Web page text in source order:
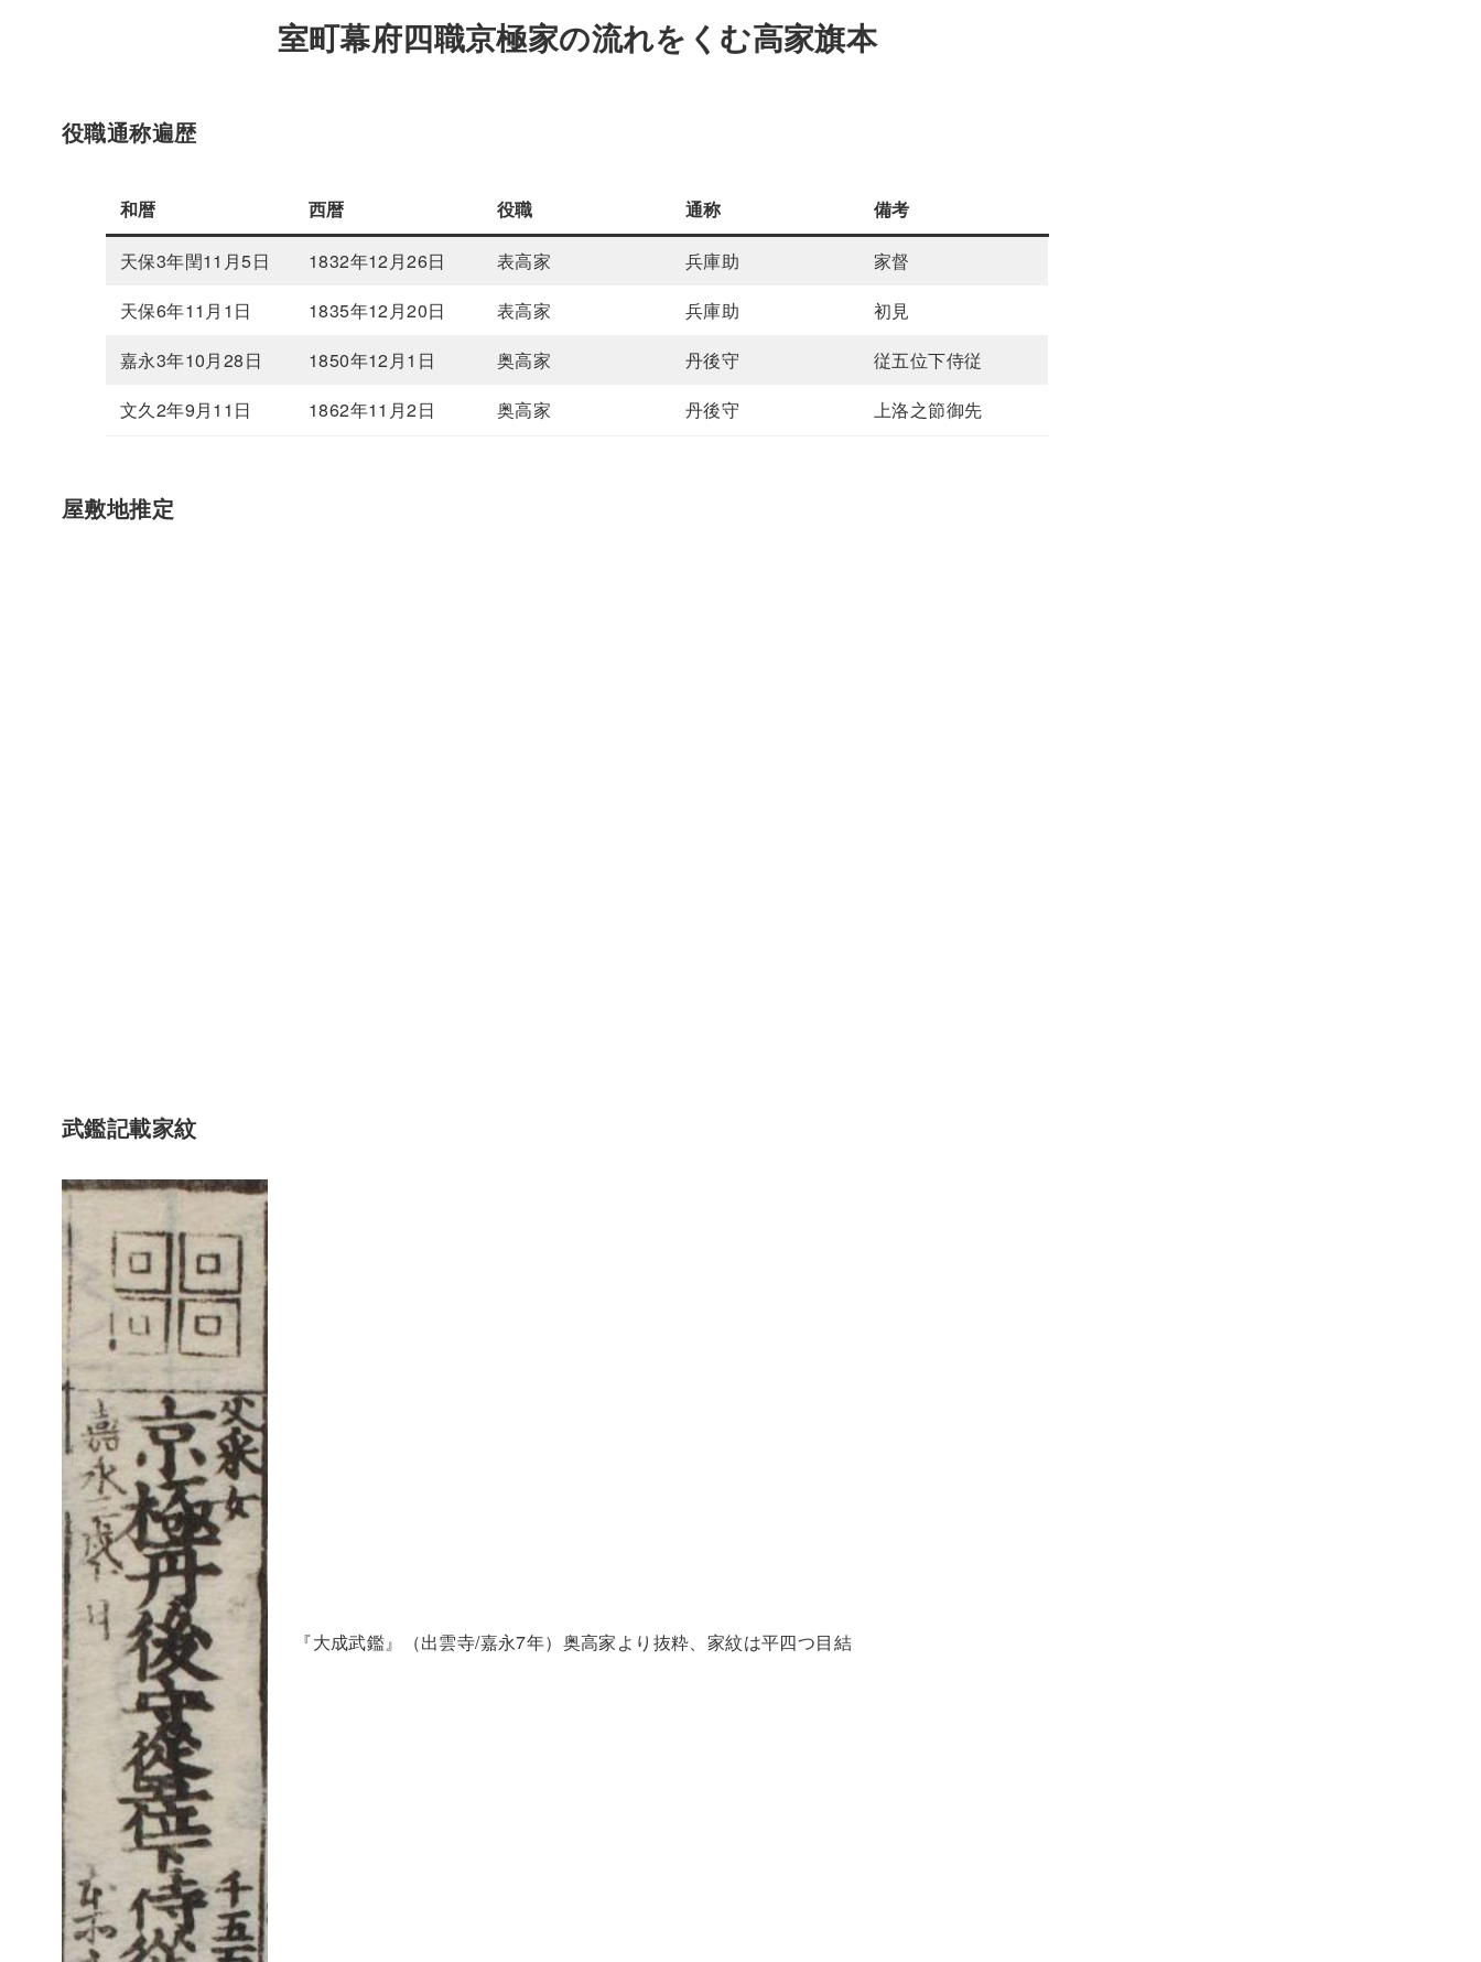
室町幕府四職京極家の流れをくむ高家旗本
役職通称遍歴
和暦 西暦 役職 通称 備考
天保3年閏11月5日 1832年12月26日 表高家 兵庫助
家督
天保6年11月1日
1835年12月20日 表高家 兵庫助
初見
嘉永3年10月28日
1850年12月1日 奥高家 丹後守
従五位下侍従
文久2年9月11日
1862年11月2日 奥高家 丹後守 上洛之節御先
屋敷地推定
武鑑記載家紋
『大成武鑑』（出雲寺/嘉永7年）奥高家より抜粋、家紋は平四つ目結